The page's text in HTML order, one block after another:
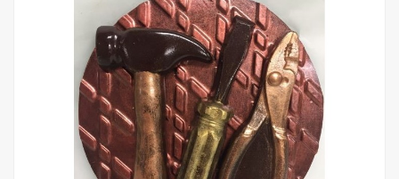
Composition
fabrication